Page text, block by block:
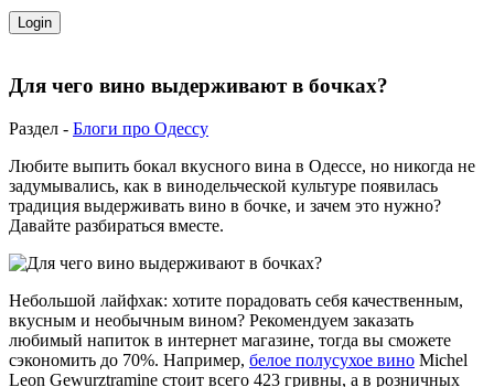
Для чего вино выдерживают в бочках?
Раздел - Блоги про Одессу
Любите выпить бокал вкусного вина в Одессе, но никогда не
задумывались, как в винодельческой культуре появилась
традиция выдерживать вино в бочке, и зачем это нужно?
Давайте разбираться вместе.
Небольшой лайфхак: хотите порадовать себя качественным,
вкусным и необычным вином? Рекомендуем заказать
любимый напиток в интернет магазине, тогда вы сможете
сэкономить до 70%. Например, белое полусухое вино Michel
Leon Gewurztramine стоит всего 423 гривны, а в розничных